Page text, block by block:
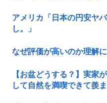
アメリカ「日本の円安ヤ
し。」
なぜ評価が高いのか理解
【お盆どうする？】実家
して自然を満喫できて羨